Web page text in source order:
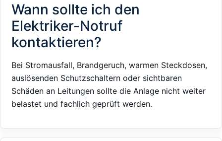
Wann sollte ich den
Elektriker-Notruf
kontaktieren?
Bei Stromausfall, Brandgeruch, warmen Steckdosen,
auslösenden Schutzschaltern oder sichtbaren
Schäden an Leitungen sollte die Anlage nicht weiter
belastet und fachlich geprüft werden.